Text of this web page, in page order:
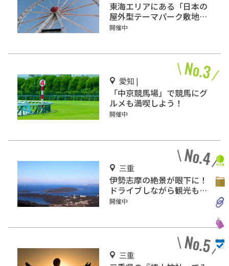
東海エリアにある「日本の
屋外型テーマパーク敷地面
積ランキング」入りしてい
開催中
愛知 |
「中京競馬場」で競馬にグ
ルメも満喫しよう！
開催中
三重
伊勢志摩の絶景が眼下に！
ドライブしながら観光もで
きる「伊勢志摩スカイライ
開催中
三重